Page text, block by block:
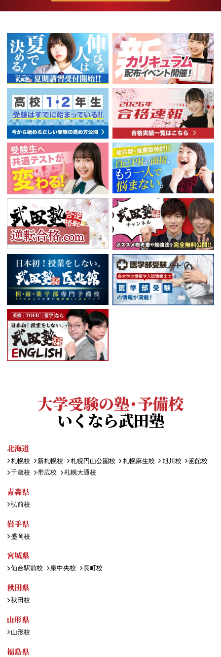
大学受験の塾・予備校
いくなら武田塾
北海道
札幌校 新札幌校 札幌円山公園校 札幌麻生校 旭川校
函館校
千歳校
帯広校 札幌大通校
青森県
弘前校
岩手県
盛岡校
宮城県
仙台駅前校 泉中央校 長町校
秋田県
秋田校
山形県
山形校
福島県